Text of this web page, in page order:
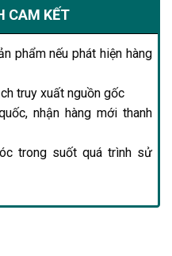
CAM KẾT
phẩm nếu phát hiện hàng
truy xuất nguồn gốc
nhận hàng mới thanh
trong suốt quá trình sử